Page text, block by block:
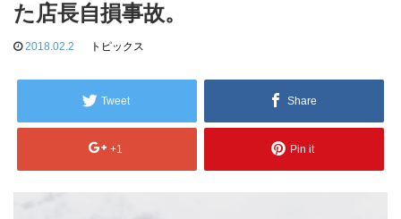
た店長自損事故。
2018.02.2 トピックス
Tweet Share
+1 Pin it